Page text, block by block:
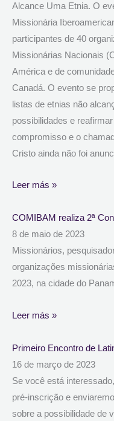
Alcance Uma Etnia. O
Missionária
participantes de 40
Missionárias Nacionais
América e de
Canadá. O evento se
listas de etnias não
possibilidades e
compromisso e o
Cristo ainda não foi
Leer más »
COMIBAM realiza 2ª
8 de maio de 2023
Missionários,
organizações
2023, na cidade do
Leer más »
Primeiro Encontro de
16 de março de 2023
Se você está
pré-inscrição e
sobre a possibilidade de